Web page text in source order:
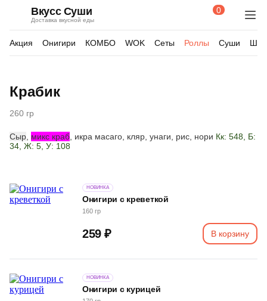
Вкусс Суши
Доставка вкусной еды
ПоискКорзина
0
Акция Онигири КОМБО WOK Сеты Роллы Суши
Крабик
260 гр
Сыр микс краб , икра масаго, кляр, унаги, рис, нори Кк: 548, Б:
34, Ж: 5, У: 108
Онигири с креветкой
НОВИНКА
160 гр
259 ₽ В корзину
Онигири с курицей
НОВИНКА
товара